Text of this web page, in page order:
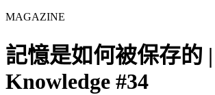
MAGAZINE
記憶是如何被保存的 |
Knowledge #34